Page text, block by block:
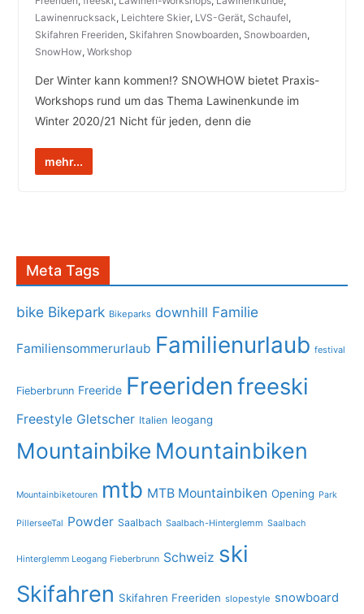
Lawinenrucksack, Leichtere Skier, LVS-Gerät, Schaufel,
Skifahren Freeriden, Skifahren Snowboarden, Snowboarden,
SnowHow, Workshop
Der Winter kann kommen!? SNOWHOW bietet Praxis-
Workshops rund um das Thema Lawinenkunde im
Winter 2020/21 Nicht für jeden, denn die
mehr...
Meta Tags
bike Bikepark Bikeparks downhill Familie
Familiensommerurlaub Familienurlaub festival
Fieberbrunn Freeride Freeriden freeski
Freestyle Gletscher Italien leogang
Mountainbike Mountainbiken
Mountainbiketouren mtb MTB Mountainbiken Opening Park
PillerseeTal Powder Saalbach Saalbach-Hinterglemm Saalbach
Hinterglemm Leogang Fieberbrunn Schweiz ski
Skifahren Skifahren Freeriden slopestyle snowboard